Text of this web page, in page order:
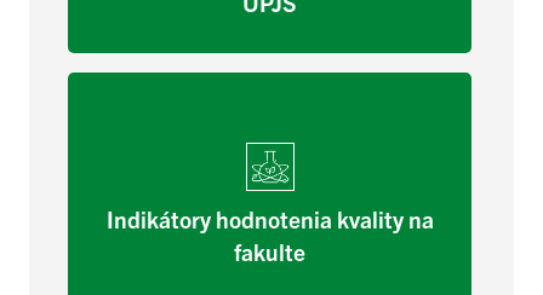
Indikátory hodnotenia kvality na
fakulte